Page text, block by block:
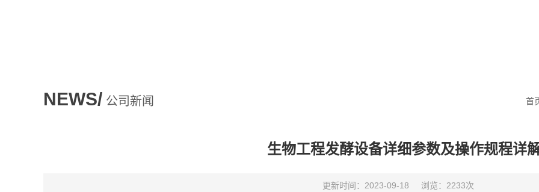
NEWS/ 公司新闻 首
生物工程发酵设备详细参数及操作规程详
更新时间：2023-09-18 浏览：2233次